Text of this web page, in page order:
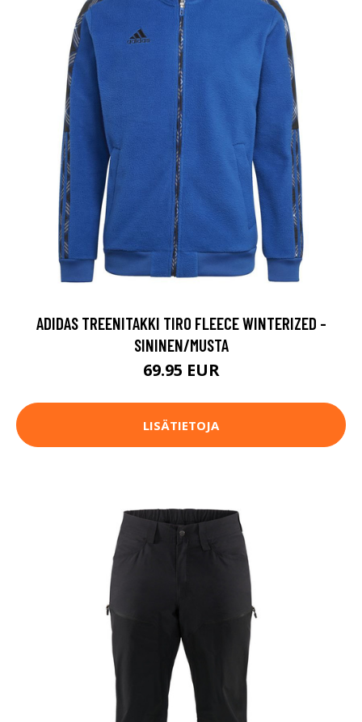
ADIDAS TREENITAKKI TIRO FLEECE WINTERIZED -
SININEN/MUSTA
69.95 EUR
LISÄTIETOJA